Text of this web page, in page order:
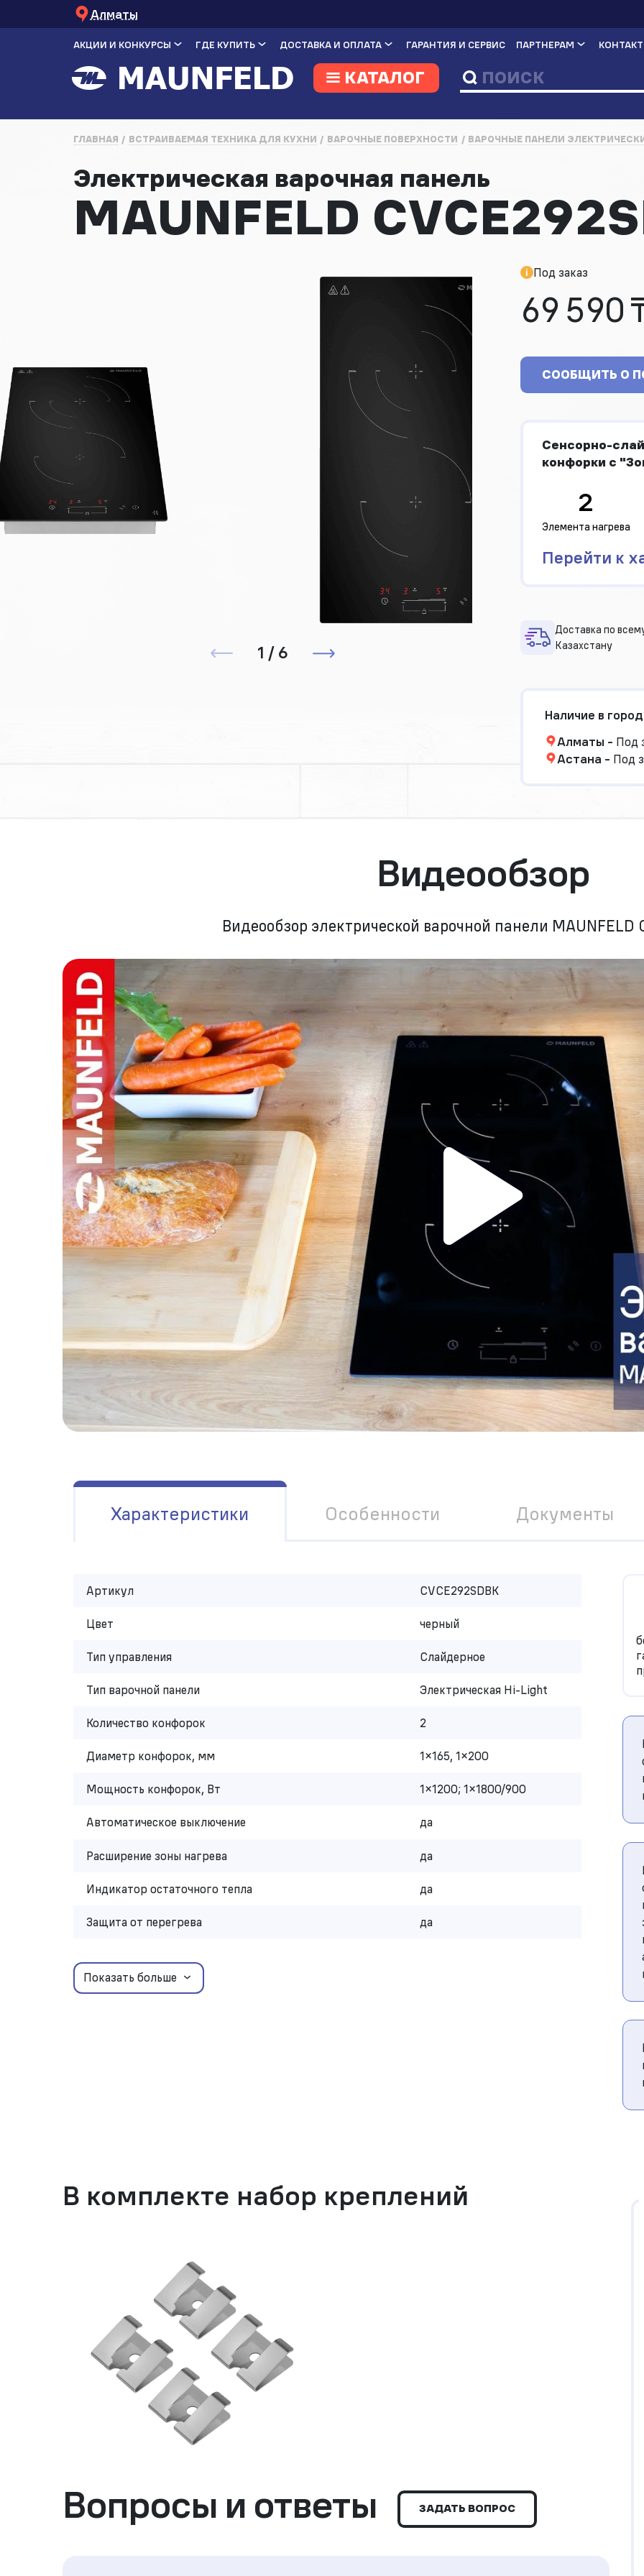
Алматы
АКЦИИ И КОНКУРСЫ ГДЕ КУПИТЬ ДОСТАВКА И ОПЛАТА ГАРАНТИЯ И СЕРВИС ПАРТНЕРАМ
КАТАЛОГ
ГЛАВНАЯ ВСТРАИВАЕМАЯ ТЕХНИКА ДЛЯ КУХНИ ВАРОЧНЫЕ ПОВЕРХНОСТИ ВАРОЧНЫЕ ПАНЕЛИ
Электрическая варочная панель
MAUNFELD
1 / 6
Под заказ
69 590
СООБЩИТЬ О
Сенсорно-
конфорки с
2
Элемента нагрева
Перейти к
Доставка по
Казахстану
Наличие в
Алматы - Под
Астана - Под
Видеообзор
Видеообзор электрической варочной панели MAUNFELD
Характеристики Особенности Документы
Артикул CVCE292SDBK
Цвет черный
Тип управления Слайдерное
Тип варочной панели Электрическая Hi-Light
Количество конфорок 2
Диаметр конфорок, мм 1×165, 1×200
Мощность конфорок, Вт 1×1200; 1×1800/900
Автоматическое выключение да
Расширение зоны нагрева да
Индикатор остаточного тепла да
Защита от перегрева да
Показать больше
В комплекте набор креплений
Вопросы и ответы ЗАДАТЬ ВОПРОС